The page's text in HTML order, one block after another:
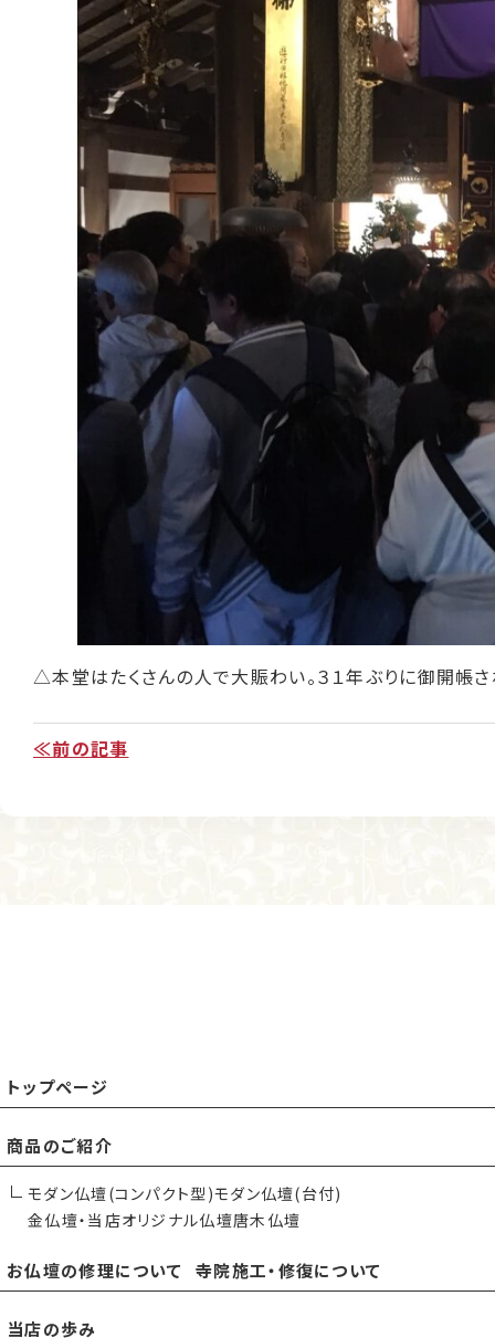
△本堂はたくさんの人で大賑わい。３１年ぶりに御開帳
≪前の記事
トップページ
商品のご紹介
モダン仏壇(コンパクト型)モダン仏壇(台付)
金仏壇・当店オリジナル仏壇唐木仏壇
お仏壇の修理について 寺院施工・修復について
当店の歩み